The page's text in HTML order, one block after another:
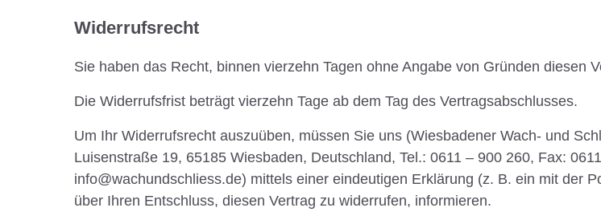
Widerrufsrecht
Sie haben das Recht, binnen vierzehn Tagen ohne Angabe von Gründen diesen
Die Widerrufsfrist beträgt vierzehn Tage ab dem Tag des Vertragsabschlusses.
Um Ihr Widerrufsrecht auszuüben, müssen Sie uns (Wiesbadener Wach- und
Luisenstraße 19, 65185 Wiesbaden, Deutschland, Tel.: 0611 – 900 260, Fax:
info@wachundschliess.de) mittels einer eindeutigen Erklärung (z. B. ein mit der
über Ihren Entschluss, diesen Vertrag zu widerrufen, informieren.